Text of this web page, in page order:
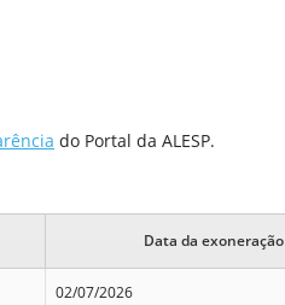
do Portal da ALESP.
Data da exoneração
02/07/2026